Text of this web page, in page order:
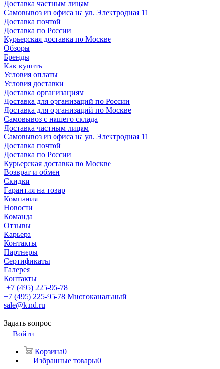
Доставка частным лицам
Самовывоз из офиса на ул. Электродная 11
Доставка почтой
Доставка по России
Курьерская доставка по Москве
Обзоры
Бренды
Как купить
Условия оплаты
Условия доставки
Доставка организациям
Доставка для организаций по России
Доставка для организаций по Москве
Самовывоз с нашего склада
Доставка частным лицам
Самовывоз из офиса на ул. Электродная 11
Доставка почтой
Доставка по России
Курьерская доставка по Москве
Возврат и обмен
Скидки
Гарантия на товар
Компания
Новости
Команда
Отзывы
Карьера
Контакты
Партнеры
Сертификаты
Галерея
Контакты
+7 (495) 225-95-78
+7 (495) 225-95-78 Многоканальный
sale@ktnd.ru
Задать вопрос
Войти
Корзина0
Избранные товары0